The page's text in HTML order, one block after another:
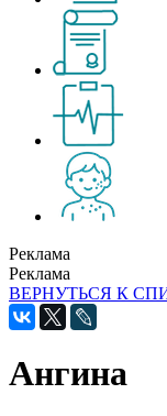
Реклама
Реклама
ВЕРНУТЬСЯ К
Ангина